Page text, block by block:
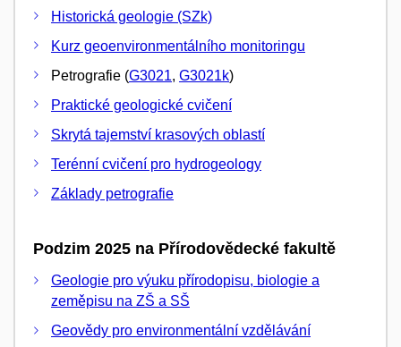
Historická geologie (SZk)
Kurz geoenvironmentálního monitoringu
Petrografie (G3021, G3021k)
Praktické geologické cvičení
Skrytá tajemství krasových oblastí
Terénní cvičení pro hydrogeology
Základy petrografie
Podzim 2025 na Přírodovědecké fakultě
Geologie pro výuku přírodopisu, biologie a
zeměpisu na ZŠ a SŠ
Geovědy pro environmentální vzdělávání